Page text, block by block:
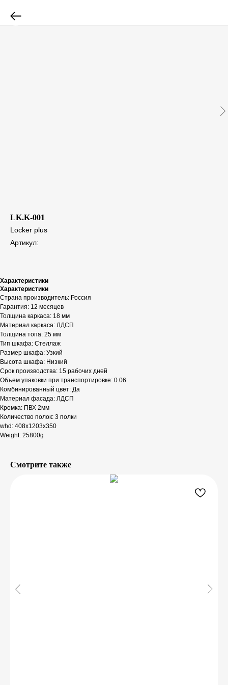
LK.K-001
Locker plus
Артикул:
Характеристики
Характеристики
Страна производитель: Россия
Гарантия: 12 месяцев
Толщина каркаса: 18 мм
Материал каркаса: ЛДСП
Толщина топа: 25 мм
Тип шкафа: Стеллаж
Размер шкафа: Узкий
Высота шкафа: Низкий
Срок производства: 15 рабочих дней
Объем упаковки при транспортировке: 0.06
Комбинированный цвет: Да
Материал фасада: ЛДСП
Кромка: ПВХ 2мм
Количество полок: 3 полки
whd: 408x1203x350
Weight: 25800g
Смотрите также